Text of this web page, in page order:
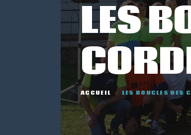
LES
ACCUEIL LES BOUCLES DES